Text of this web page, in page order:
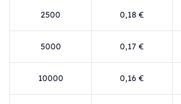
2500 0,18 €
5000 0,17 €
10000 0,16 €